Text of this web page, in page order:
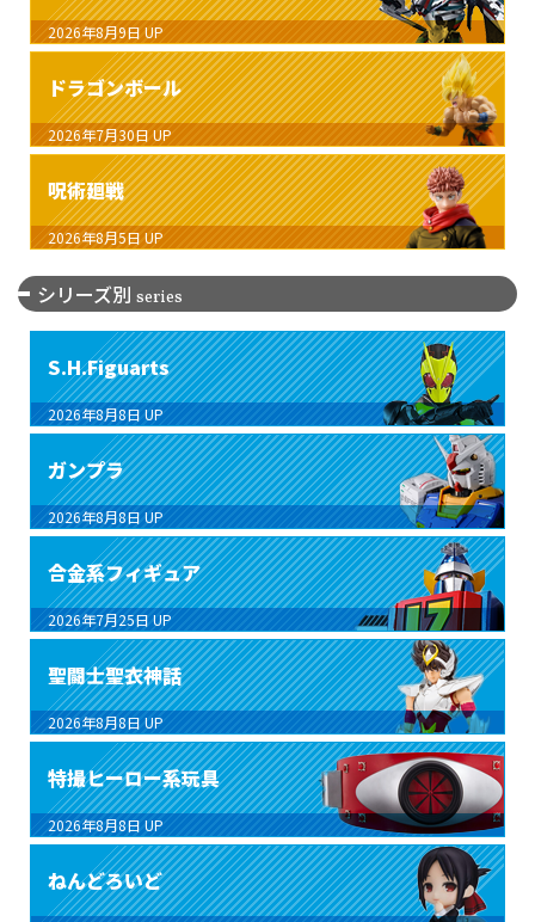
2026年8月9日 UP
ドラゴンボール
2026年7月30日 UP
呪術廻戦
2026年8月5日 UP
シリーズ別 series
S.H.Figuarts
2026年8月8日 UP
ガンプラ
2026年8月8日 UP
合金系フィギュア
2026年7月25日 UP
聖闘士聖衣神話
2026年8月8日 UP
特撮ヒーロー系玩具
2026年8月8日 UP
ねんどろいど